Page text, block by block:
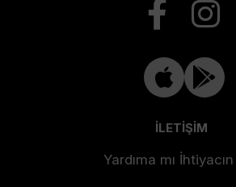
İLETİŞİM
Yardıma mı